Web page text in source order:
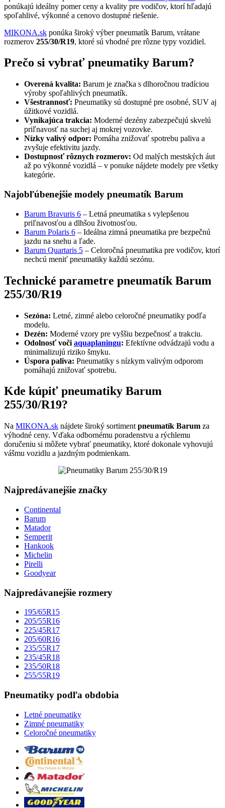
ponúkajú ideálny pomer ceny a kvality pre vodičov, ktorí hľadajú
spoľahlivé, výkonné a cenovo dostupné riešenie.
MIKONA.sk ponúka široký výber pneumatík Barum, vrátane
rozmerov 255/30/R19, ktoré sú vhodné pre rôzne typy vozidiel.
Prečo si vybrať pneumatiky Barum?
Overená kvalita: Barum je značka s dlhoročnou tradíciou
výroby spoľahlivých pneumatík.
Všestrannosť: Pneumatiky sú dostupné pre osobné, SUV aj
úžitkové vozidlá.
Vynikajúca trakcia: Moderné dezény zabezpečujú skvelú
priľnavosť na suchej aj mokrej vozovke.
Nízky valivý odpor: Pomáha znižovať spotrebu paliva a
zvyšuje efektivitu jazdy.
Dostupnosť rôznych rozmerov: Od malých mestských áut
až po výkonné vozidlá – v ponuke nájdete modely pre všetky
kategórie.
Najobľúbenejšie modely pneumatík Barum
Barum Bravuris 6 – Letná pneumatika s vylepšenou
priľnavosťou a dlhšou životnosťou.
Barum Polaris 6 – Ideálna zimná pneumatika pre bezpečnú
jazdu na snehu a ľade.
Barum Quartaris 5 – Celoročná pneumatika pre vodičov, ktorí
nechcú meniť pneumatiky každú sezónu.
Technické parametre pneumatík Barum
255/30/R19
Sezóna: Letné, zimné alebo celoročné pneumatiky podľa
modelu.
Dezén: Moderné vzory pre vyššiu bezpečnosť a trakciu.
Odolnosť voči aquaplaningu: Efektívne odvádzajú vodu a
minimalizujú riziko šmyku.
Úspora paliva: Pneumatiky s nízkym valivým odporom
pomáhajú znižovať spotrebu.
Kde kúpiť pneumatiky Barum
255/30/R19?
Na MIKONA.sk nájdete široký sortiment pneumatík Barum za
výhodné ceny. Vďaka odbornému poradenstvu a rýchlemu
doručeniu si môžete vybrať pneumatiky, ktoré dokonale vyhovujú
vášmu vozidlu a jazdným podmienkam.
Najpredávanejšie značky
Continental
Barum
Matador
Semperit
Hankook
Michelin
Pirelli
Goodyear
Najpredávanejšie rozmery
195/65R15
205/55R16
225/45R17
205/60R16
235/55R17
235/45R18
235/50R18
255/55R19
Pneumatiky podľa obdobia
Letné pneumatiky
Zimné pneumatiky
Celoročné pneumatiky